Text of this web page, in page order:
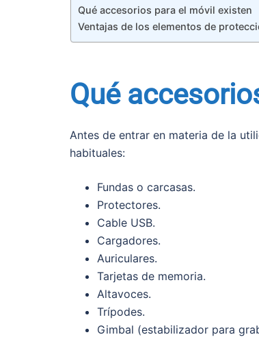
Qué accesorios para el móvil existen
Ventajas de los elementos de
Qué
Antes de entrar en materia de la
habituales:
Fundas o carcasas.
Protectores.
Cable USB.
Cargadores.
Auriculares.
Tarjetas de memoria.
Altavoces.
Trípodes.
Gimbal (estabilizador para